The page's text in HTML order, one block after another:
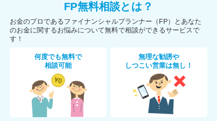
FP無料相談とは？
お金のプロであるファイナンシャルプランナー（FP）とあなた
のお金に関するお悩みについて無料で相談ができるサービスで
す！
何度でも無料で
相談可能
無理な勧誘や
しつこい営業は無し！